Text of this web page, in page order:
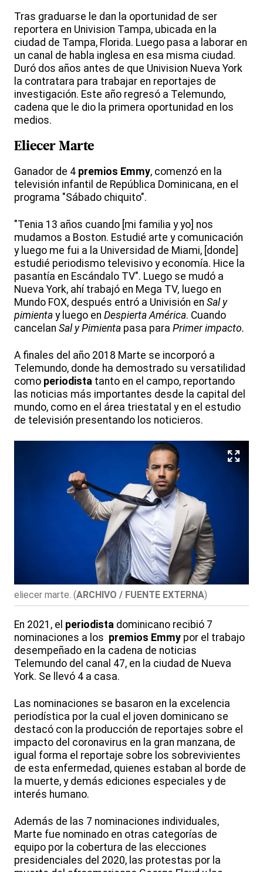
Tras graduarse le dan la oportunidad de ser
reportera en Univision Tampa, ubicada en la
ciudad de Tampa, Florida. Luego pasa a laborar en
un canal de habla inglesa en esa misma ciudad.
Duró dos años antes de que Univision Nueva York
la contratara para trabajar en reportajes de
investigación. Este año regresó a Telemundo,
cadena que le dio la primera oportunidad en los
medios.
Eliecer Marte
Ganador de 4 premios Emmy, comenzó en la
televisión infantil de República Dominicana, en el
programa "Sábado chiquito".
"Tenia 13 años cuando [mi familia y yo] nos
mudamos a Boston. Estudié arte y comunicación
y luego me fui a la Universidad de Miami, [donde]
estudié periodismo televisivo y economía. Hice la
pasantía en Escándalo TV". Luego se mudó a
Nueva York, ahí trabajó en Mega TV, luego en
Mundo FOX, después entró a Univisión en Sal y
pimienta y luego en Despierta América. Cuando
cancelan Sal y Pimienta pasa para Primer impacto.
A finales del año 2018 Marte se incorporó a
Telemundo, donde ha demostrado su versatilidad
como periodista tanto en el campo, reportando
las noticias más importantes desde la capital del
mundo, como en el área triestatal y en el estudio
de televisión presentando los noticieros.
eliecer marte. (ARCHIVO / FUENTE EXTERNA)
En 2021, el periodista dominicano recibió 7
nominaciones a los premios Emmy por el trabajo
desempeñado en la cadena de noticias
Telemundo del canal 47, en la ciudad de Nueva
York. Se llevó 4 a casa.
Las nominaciones se basaron en la excelencia
periodística por la cual el joven dominicano se
destacó con la producción de reportajes sobre el
impacto del coronavirus en la gran manzana, de
igual forma el reportaje sobre los sobrevivientes
de esta enfermedad, quienes estaban al borde de
la muerte, y demás ediciones especiales y de
interés humano.
Además de las 7 nominaciones individuales,
Marte fue nominado en otras categorías de
equipo por la cobertura de las elecciones
presidenciales del 2020, las protestas por la